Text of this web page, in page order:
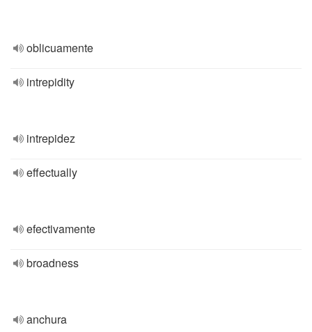
oblicuamente
intrepidity
intrepidez
effectually
efectivamente
broadness
anchura